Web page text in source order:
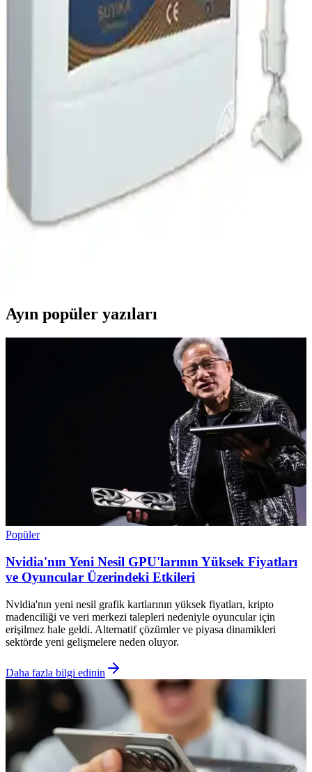
Daikin Icon Premix 20 Kw, yüksek verimlilik ve çevre dostu
teknoloji ile tasarlanmış, kompakt ve kullanışlı bir yoğuşmalı
kombidir. Enerji tasarrufu ve düşük emisyon özellikleriyle ideal
ısıtma çözümüdür.
Bosch Condens 1200 W 28/30 kW Tam Yoğuşmalı
Kombi: Modern Isıtma Çözümünün Özellikleri ve
Bosch Condens 1200 W, yüksek enerji verimliliği ve kompakt
tasarımıyla modern ısıtma çözümleri sunar. Kolay kurulum ve bakım
avantajlarıyla, farklı kapasite seçenekleriyle geniş kullanım alanı
Suyıka Champion 2023 Elektrikli Şofben: Yüksek
Güç ve Verimlilikle Sıcak Su Sağlama
Ayın popüler yazıları
Popüler
Nvidia'nın Yeni Nesil GPU'larının Yüksek Fiyatları
ve Oyuncular Üzerindeki Etkileri
Nvidia'nın yeni nesil grafik kartlarının yüksek fiyatları, kripto
madenciliği ve veri merkezi talepleri nedeniyle oyuncular için
erişilmez hale geldi. Alternatif çözümler ve piyasa dinamikleri
sektörde yeni gelişmelere neden oluyor.
Daha fazla bilgi edinin